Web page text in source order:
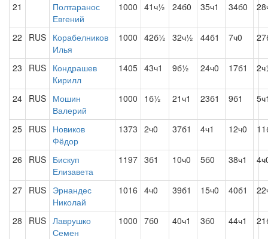
21
Полтаранос
Евгений
1000 41ч½ 24б0 35ч1 34б0
22 RUS Корабелников
Илья
1000 42б½ 32ч½ 44б1 7ч0
23 RUS Кондрашев
Кирилл
1405 43ч1 9б½ 24ч0 17б1
24 RUS Мошин
Валерий
1000 1б½ 21ч1 23б1 9б1
25 RUS Новиков
Фёдор
1373 2ч0 37б1 4ч1 12ч0
26 RUS Бискуп
Елизавета
1197 3б1 10ч0 5б0 38ч1
27 RUS Эрнандес
Николай
1016 4ч0 39б1 15ч0 40б1
28 RUS Лаврушко
Семен
1000 7б0 40ч1 3б0 44ч1